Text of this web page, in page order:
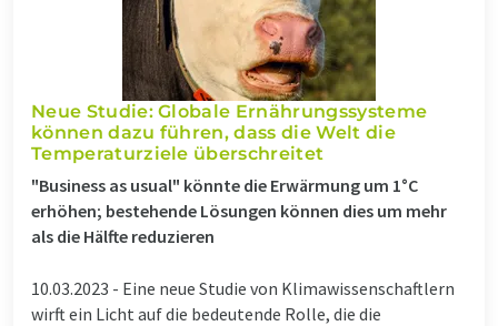
Neue Studie: Globale Ernährungssysteme
können dazu führen, dass die Welt die
Temperaturziele überschreitet
"Business as usual" könnte die Erwärmung um 1°C
erhöhen; bestehende Lösungen können dies um mehr
als die Hälfte reduzieren
10.03.2023 - Eine neue Studie von Klimawissenschaftlern
wirft ein Licht auf die bedeutende Rolle, die die